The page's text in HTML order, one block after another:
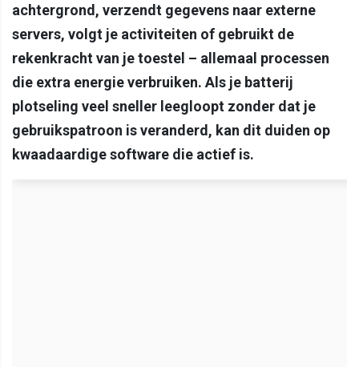
achtergrond, verzendt gegevens naar externe
servers, volgt je activiteiten of gebruikt de
rekenkracht van je toestel – allemaal processen
die extra energie verbruiken. Als je batterij
plotseling veel sneller leegloopt zonder dat je
gebruikspatroon is veranderd, kan dit duiden op
kwaadaardige software die actief is.